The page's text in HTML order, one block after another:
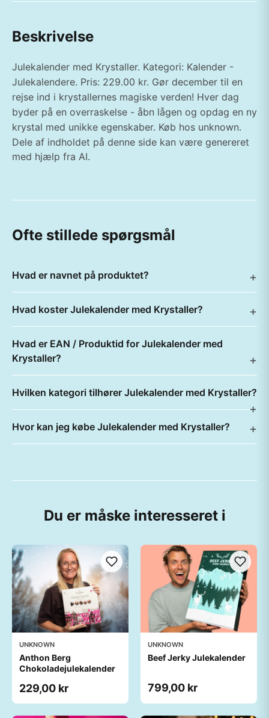
Beskrivelse
Julekalender med Krystaller. Kategori: Kalender -
Julekalendere. Pris: 229.00 kr. Gør december til en
rejse ind i krystallernes magiske verden! Hver dag
byder på en overraskelse - åbn lågen og opdag en ny
krystal med unikke egenskaber. Køb hos unknown.
Dele af indholdet på denne side kan være genereret
med hjælp fra AI.
Ofte stillede spørgsmål
Hvad er navnet på produktet?
Hvad koster Julekalender med Krystaller?
Hvad er EAN / Produktid for Julekalender med
Krystaller?
Hvilken kategori tilhører Julekalender med Krystaller?
Hvor kan jeg købe Julekalender med Krystaller?
Du er måske interesseret i
UNKNOWN
Anthon Berg
Chokoladejulekalender
229,00 kr
UNKNOWN
Beef Jerky Julekalender
799,00 kr